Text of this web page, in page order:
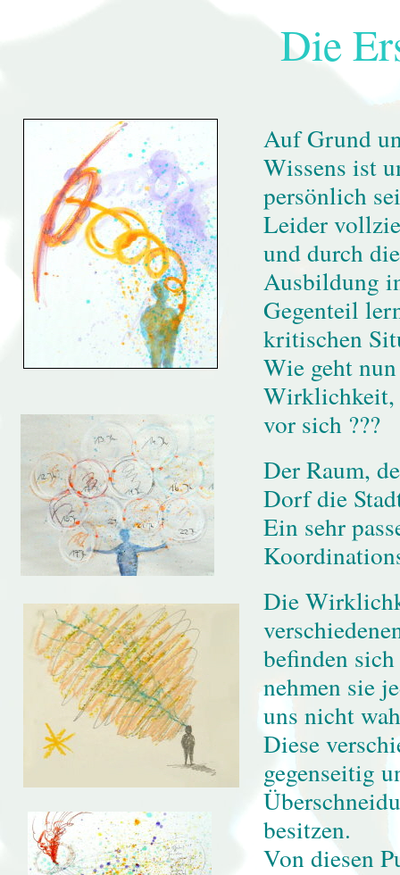
Die
Auf Grund
Wissens ist
persönlich
Leider
und durch
Ausbildung
Gegenteil
kritischen
Wie geht
Wirklichkeit,
vor sich ???
Der Raum,
Dorf die
Ein sehr
Die
befinden
nehmen sie
uns nicht
Diese
gegenseitig
besitzen.
Von diesen